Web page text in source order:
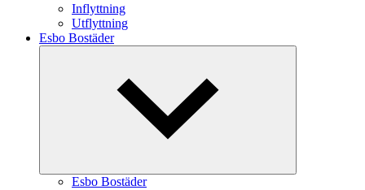
Inflyttning
Utflyttning
Esbo Bostäder
Esbo Bostäder